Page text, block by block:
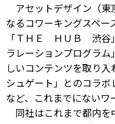
アセットデザイン（東
なるコワーキングスペ
「ＴＨＥ ＨＵＢ 渋谷
ラレーションプログラ
しいコンテンツを取り
シュゲート」とのコラ
など、これまでにないワ
同社はこれまで都内を